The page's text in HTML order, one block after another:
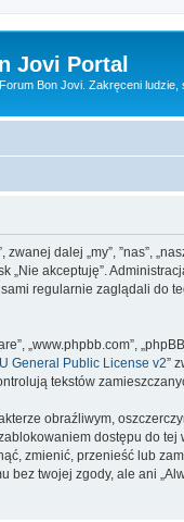
Jovi Portal
Bon Jovi. Zakręceni ludzie,
dalej „my”, ”nas”,
„Nie akceptuję”.
regularnie zaglądali do
„www.phpbb.com”,
General Public License v2”
tekstów
obraźliwym,
dostępu do
zmienić, przenieść lub
bez twojej zgody, ale ani